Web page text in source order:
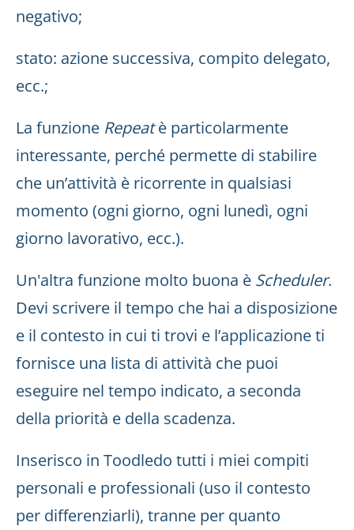
negativo;
stato: azione successiva, compito delegato,
ecc.;
La funzione Repeatè particolarmente
interessante, perché permette di stabilire
che un’attività è ricorrente in qualsiasi
momento (ogni giorno, ogni lunedì, ogni
giorno lavorativo, ecc.).
Un'altra funzione molto buona è Scheduler.
Devi scrivere il tempo che hai a disposizione
e il contesto in cui ti trovi e l’applicazione ti
fornisce una lista di attività che puoi
eseguire nel tempo indicato, a seconda
della priorità e della scadenza.
Inserisco in Toodledo tutti i miei compiti
personali e professionali (uso il contesto
per differenziarli), tranne per quanto